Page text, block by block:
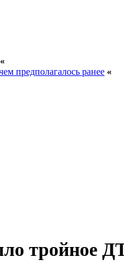
«
предполагалось ранее «
тройное